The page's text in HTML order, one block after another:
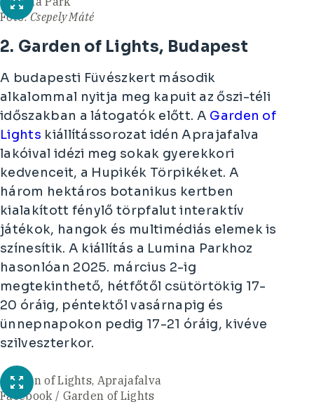
Fotó:Csepely Máté
2. Garden of Lights, Budapest
A budapesti Füvészkert második
alkalommal nyitja meg kapuit az őszi-téli
időszakban a látogatók előtt. A Garden of
Lights kiállítássorozat idén Aprajafalva
lakóival idézi meg sokak gyerekkori
kedvenceit, a Hupikék Törpikéket. A
három hektáros botanikus kertben
kialakított fénylő törpfalut interaktív
játékok, hangok és multimédiás elemek is
színesítik. A kiállítás a Lumina Parkhoz
hasonlóan 2025. március 2-ig
megtekinthető, hétfőtől csütörtökig 17-
20 óráig, péntektől vasárnapig és
ünnepnapokon pedig 17-21 óráig, kivéve
szilveszterkor.
Garden of Lights, Aprajafalva
Facebook / Garden of Lights